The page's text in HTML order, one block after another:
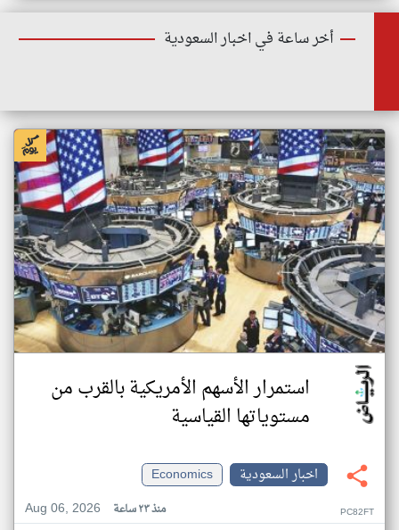
أخر ساعة في اخبار السعودية
استمرار الأسهم الأمريكية بالقرب من
مستوياتها القياسية
اخبار السعودية
Economics
Aug 06, 2026
منذ ٢٣ ساعة PC82FT